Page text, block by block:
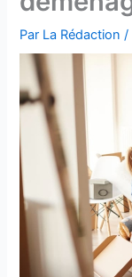
Par La Rédaction/